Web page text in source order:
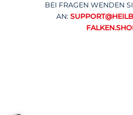
BEI FRAGEN WENDEN
AN: